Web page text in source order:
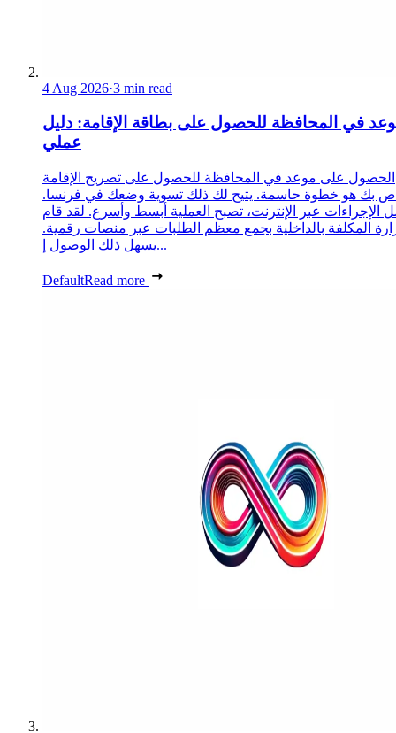
4 Aug 2026·3 min read
في المحافظة للحصول على بطاقة الإقامة: دليل
عملي
الحصول على موعد في المحافظة للحصول على تصريح الإقامة
بك هو خطوة حاسمة. يتيح لك ذلك تسوية وضعك في فرنسا.
الإجراءات عبر الإنترنت، تصبح العملية أبسط وأسرع. لقد قام
المكلفة بالداخلية بجمع معظم الطلبات عبر منصات رقمية.
يسهل ذلك الوصول إ...
DefaultRead more